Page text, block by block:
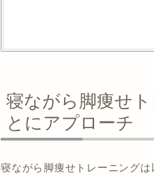
寝ながら脚痩せ
とにアプローチ
寝ながら脚痩せトレーニングは